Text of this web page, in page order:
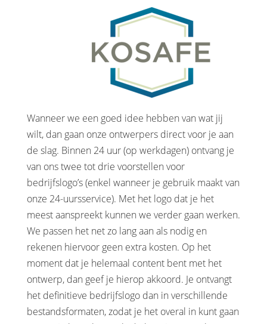
Wanneer we een goed idee hebben van wat jij
wilt, dan gaan onze ontwerpers direct voor je aan
de slag. Binnen 24 uur (op werkdagen) ontvang je
van ons twee tot drie voorstellen voor
bedrijfslogo’s (enkel wanneer je gebruik maakt van
onze 24-uursservice). Met het logo dat je het
meest aanspreekt kunnen we verder gaan werken.
We passen het net zo lang aan als nodig en
rekenen hiervoor geen extra kosten. Op het
moment dat je helemaal content bent met het
ontwerp, dan geef je hierop akkoord. Je ontvangt
het definitieve bedrijfslogo dan in verschillende
bestandsformaten, zodat je het overal in kunt gaan